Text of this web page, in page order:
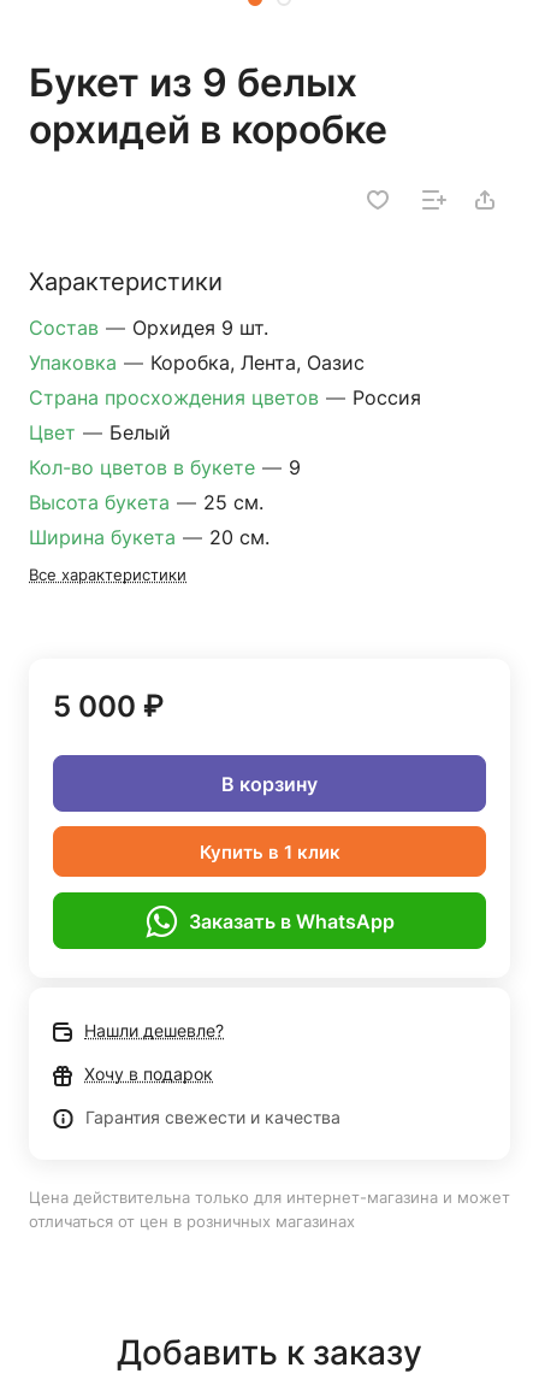
Букет из 9 белых
орхидей в коробке
Характеристики
Состав — Орхидея 9 шт.
Упаковка — Коробка, Лента, Оазис
Страна просхождения цветов — Россия
Цвет — Белый
Кол-во цветов в букете — 9
Высота букета — 25 см.
Ширина букета — 20 см.
Все характеристики
5 000 ₽
В корзину
Купить в 1 клик
Заказать в WhatsApp
Нашли дешевле?
Хочу в подарок
Гарантия свежести и качества
Цена действительна только для интернет-магазина и может
отличаться от цен в розничных магазинах
Добавить к заказу